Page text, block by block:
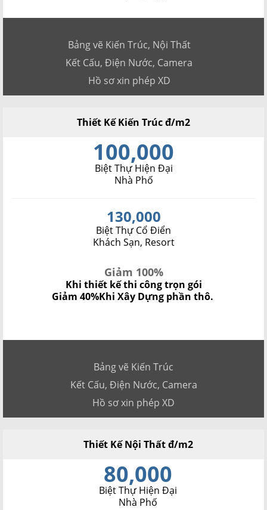
Bảng vẽ Kiến Trúc, Nội Thất
Kết Cấu, Điện Nước, Camera
Hồ sơ xin phép XD
Thiết Kế Kiến Trúc đ/m2
100,000
Biệt Thự Hiện Đại
Nhà Phố
130,000
Biệt Thự Cổ Điển
Khách Sạn, Resort
Giảm 100%
Khi thiết kế thi công trọn gói
Giảm 40%Khi Xây Dựng phần thô.
Bảng vẽ Kiến Trúc
Kết Cấu, Điện Nước, Camera
Hồ sơ xin phép XD
Thiết Kế Nội Thất đ/m2
80,000
Biệt Thự Hiện Đại
Nhà Phố